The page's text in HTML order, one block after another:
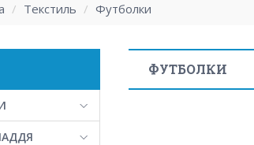
/ Текстиль / Футболки
ФУТБОЛКИ